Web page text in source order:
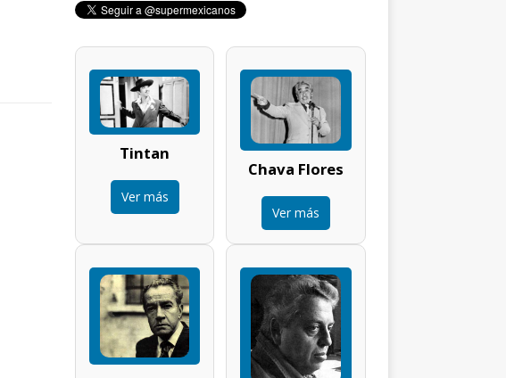
Tintan
Ver más
Chava Flores
Ver más